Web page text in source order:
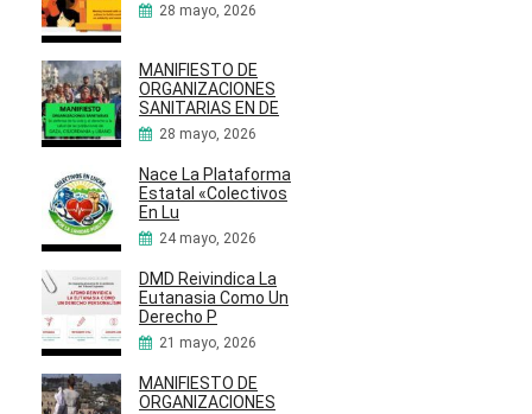
28 mayo, 2026
MANIFIESTO DE
ORGANIZACIONES
SANITARIAS EN DE
28 mayo, 2026
Nace La Plataforma
Estatal «Colectivos
En Lu
24 mayo, 2026
DMD Reivindica La
Eutanasia Como Un
Derecho P
21 mayo, 2026
MANIFIESTO DE
ORGANIZACIONES